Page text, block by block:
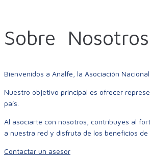
Sobre Nosotros
Bienvenidos a Analfe, la Asociación
Nuestro objetivo principal es ofrecer
país.
Al asociarte con nosotros, contribuyes al
a nuestra red y disfruta de los beneficios
Contactar un asesor